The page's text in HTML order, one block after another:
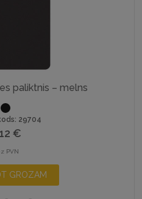
paliktnis – melns
29704
€
PVN
GROZAM